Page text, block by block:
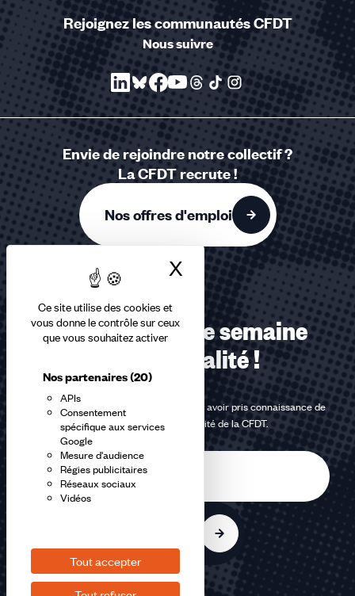
Ce site utilise des cookies et
vous donne le contrôle sur ceux
que vous souhaitez activer
Nos partenaires(20)
APIs
Consentement
spécifique aux services
Google
Mesure d'audience
Régies publicitaires
Réseaux sociaux
Vidéos
Tout accepter
X Masquer le
Rejoignez les communautés CFDT
Nous suivre
Envie de rejoindre notre collectif ?
La CFDT recrute !
Nos offres d'emploi
Recevez chaque semaine
notre actualité !
En m'inscrivant à la newsletter, j'affirme avoir pris connaissance de
lapolitique de confidentialité de la CFDT.